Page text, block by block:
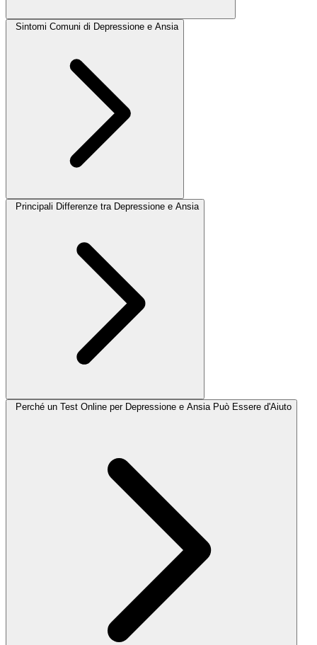
Sintomi Comuni di Depressione e Ansia
Principali Differenze tra Depressione e Ansia
Perché un Test Online per Depressione e Ansia Può Essere d'Aiuto